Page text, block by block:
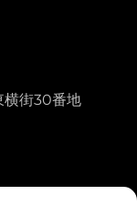
横街30番地